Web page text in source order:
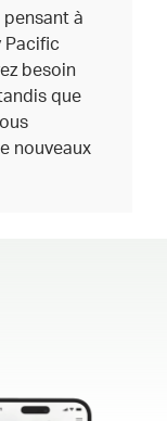
à
Pacific
besoin
que
nouveaux